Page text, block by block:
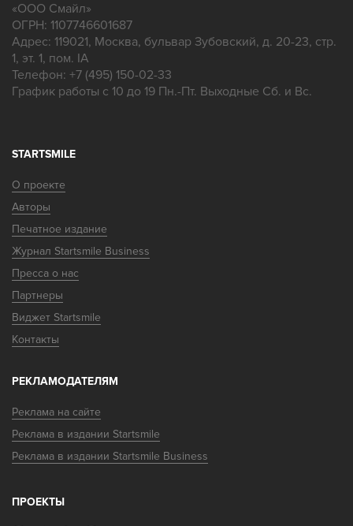
«ООО Смайл»
ОГРН: 1107746601687
Адрес: 119021, Москва, бульвар Зубовский, д. 20-23, стр.
1, эт. 1, пом. IA
Телефон: +7 (495) 150-02-33
График работы с 10 до 19 Пн.-Пт. Выходные Сб. и Вс.
STARTSMILE
О проекте
Авторы
Печатное издание
Журнал Startsmile Business
Пресса о нас
Партнеры
Виджет Startsmile
Контакты
РЕКЛАМОДАТЕЛЯМ
Реклама на сайте
Реклама в издании Startsmile
Реклама в издании Startsmile Business
ПРОЕКТЫ